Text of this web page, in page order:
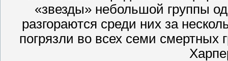
«звезды» небольшой группы
разгораются среди них за
погрязли во всех семи